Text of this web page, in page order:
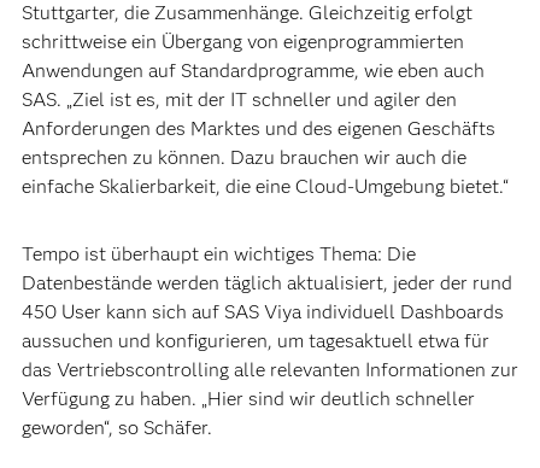
Stuttgarter, die Zusammenhänge. Gleichzeitig erfolgt
schrittweise ein Übergang von eigenprogrammierten
Anwendungen auf Standardprogramme, wie eben auch
SAS. „Ziel ist es, mit der IT schneller und agiler den
Anforderungen des Marktes und des eigenen Geschäfts
entsprechen zu können. Dazu brauchen wir auch die
einfache Skalierbarkeit, die eine Cloud-Umgebung bietet.“
Tempo ist überhaupt ein wichtiges Thema: Die
Datenbestände werden täglich aktualisiert, jeder der rund
450 User kann sich auf SAS Viya individuell Dashboards
aussuchen und konfigurieren, um tagesaktuell etwa für
das Vertriebscontrolling alle relevanten Informationen zur
Verfügung zu haben. „Hier sind wir deutlich schneller
geworden“, so Schäfer.